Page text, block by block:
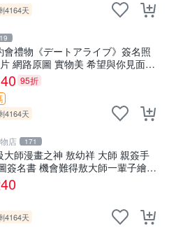
4164天
19
會禮物《デートアライブ》簽名照
網路原圖 實物美 希望與你見面
アライブ 簽名照 收藏品
95折
4164天
店 171
大師漫畫之神 敖幼祥 大師 親簽手
簽名書 機會難得敖大師一輩子繪圖
年有一句老師最金典名言「畫一張
圖
4164天